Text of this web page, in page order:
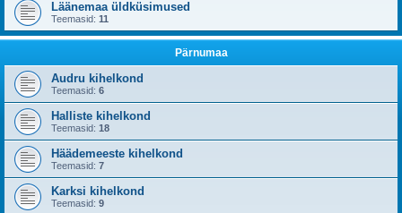
Läänemaa üldküsimused
Teemasid: 11
Pärnumaa
Audru kihelkond
Teemasid: 6
Halliste kihelkond
Teemasid: 18
Häädemeeste kihelkond
Teemasid: 7
Karksi kihelkond
Teemasid: 9